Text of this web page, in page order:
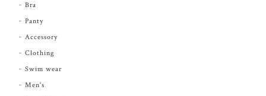
Bra
Panty
Accessory
Clothing
Swim wear
Men's